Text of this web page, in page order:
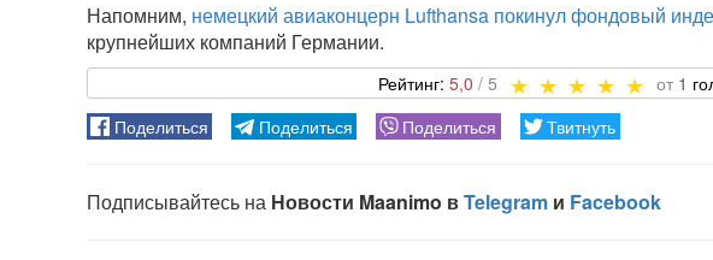
Напомним, немецкий авиаконцерн Lufthansa покинул фондовый
крупнейших компаний Германии.
5,0 1